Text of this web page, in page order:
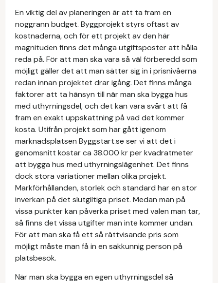
En viktig del av planeringen är att ta fram en
noggrann budget. Byggprojekt styrs oftast av
kostnaderna, och för ett projekt av den här
magnituden finns det många utgiftsposter att hålla
reda på. För att man ska vara så väl förberedd som
möjligt gäller det att man sätter sig in i prisnivåerna
redan innan projektet drar igång. Det finns många
faktorer att ta hänsyn till när man ska bygga hus
med uthyrningsdel, och det kan vara svårt att få
fram en exakt uppskattning på vad det kommer
kosta. Utifrån projekt som har gått igenom
marknadsplatsen Byggstart.se ser vi att det i
genomsnitt kostar ca 38.000 kr per kvadratmeter
att bygga hus med uthyrningslägenhet. Det finns
dock stora variationer mellan olika projekt.
Markförhållanden, storlek och standard har en stor
inverkan på det slutgiltiga priset. Medan man på
vissa punkter kan påverka priset med valen man tar,
så finns det vissa utgifter man inte kommer undan.
För att man ska få ett så rättvisande pris som
möjligt måste man få in en sakkunnig person på
platsbesök.
När man ska bygga en egen uthyrningsdel så